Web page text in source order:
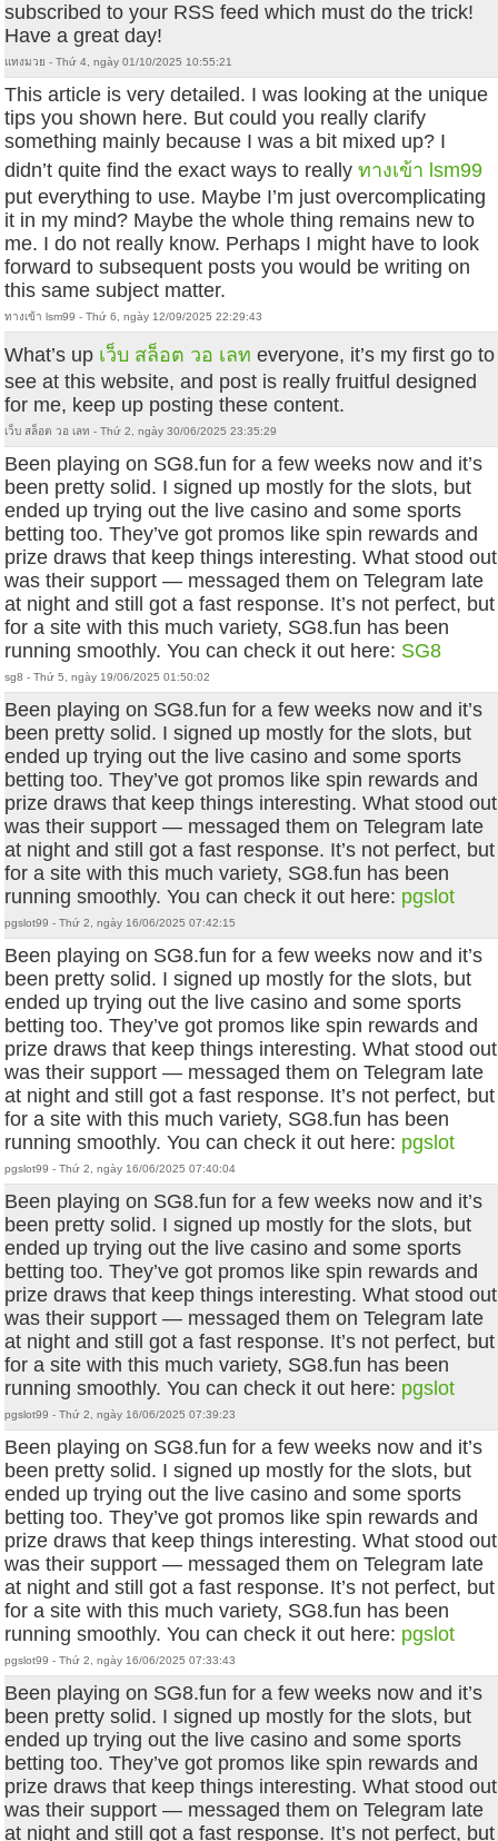
subscribed to your RSS feed which must do the trick!
Have a great day!
แทงมวย - Thứ 4, ngày 01/10/2025 10:55:21
This article is very detailed. I was looking at the unique
tips you shown here. But could you really clarify
something mainly because I was a bit mixed up? I
didn’t quite find the exact ways to reallyทางเข้า lsm99
put everything to use. Maybe I’m just overcomplicating
it in my mind? Maybe the whole thing remains new to
me. I do not really know. Perhaps I might have to look
forward to subsequent posts you would be writing on
this same subject matter.
ทางเข้า lsm99 - Thứ 6, ngày 12/09/2025 22:29:43
What’s up เว็บ สล็อต วอ เลท everyone, it’s my first go to
see at this website, and post is really fruitful designed
for me, keep up posting these content.
เว็บ สล็อต วอ เลท - Thứ 2, ngày 30/06/2025 23:35:29
Been playing on SG8.fun for a few weeks now and it’s
been pretty solid. I signed up mostly for the slots, but
ended up trying out the live casino and some sports
betting too. They’ve got promos like spin rewards and
prize draws that keep things interesting. What stood out
was their support — messaged them on Telegram late
at night and still got a fast response. It’s not perfect, but
for a site with this much variety, SG8.fun has been
running smoothly. You can check it out here: SG8
sg8 - Thứ 5, ngày 19/06/2025 01:50:02
Been playing on SG8.fun for a few weeks now and it’s
been pretty solid. I signed up mostly for the slots, but
ended up trying out the live casino and some sports
betting too. They’ve got promos like spin rewards and
prize draws that keep things interesting. What stood out
was their support — messaged them on Telegram late
at night and still got a fast response. It’s not perfect, but
for a site with this much variety, SG8.fun has been
running smoothly. You can check it out here: pgslot
pgslot99 - Thứ 2, ngày 16/06/2025 07:42:15
Been playing on SG8.fun for a few weeks now and it’s
been pretty solid. I signed up mostly for the slots, but
ended up trying out the live casino and some sports
betting too. They’ve got promos like spin rewards and
prize draws that keep things interesting. What stood out
was their support — messaged them on Telegram late
at night and still got a fast response. It’s not perfect, but
for a site with this much variety, SG8.fun has been
running smoothly. You can check it out here: pgslot
pgslot99 - Thứ 2, ngày 16/06/2025 07:40:04
Been playing on SG8.fun for a few weeks now and it’s
been pretty solid. I signed up mostly for the slots, but
ended up trying out the live casino and some sports
betting too. They’ve got promos like spin rewards and
prize draws that keep things interesting. What stood out
was their support — messaged them on Telegram late
at night and still got a fast response. It’s not perfect, but
for a site with this much variety, SG8.fun has been
running smoothly. You can check it out here: pgslot
pgslot99 - Thứ 2, ngày 16/06/2025 07:39:23
Been playing on SG8.fun for a few weeks now and it’s
been pretty solid. I signed up mostly for the slots, but
ended up trying out the live casino and some sports
betting too. They’ve got promos like spin rewards and
prize draws that keep things interesting. What stood out
was their support — messaged them on Telegram late
at night and still got a fast response. It’s not perfect, but
for a site with this much variety, SG8.fun has been
running smoothly. You can check it out here: pgslot
pgslot99 - Thứ 2, ngày 16/06/2025 07:33:43
Been playing on SG8.fun for a few weeks now and it’s
been pretty solid. I signed up mostly for the slots, but
ended up trying out the live casino and some sports
betting too. They’ve got promos like spin rewards and
prize draws that keep things interesting. What stood out
was their support — messaged them on Telegram late
at night and still got a fast response. It’s not perfect, but